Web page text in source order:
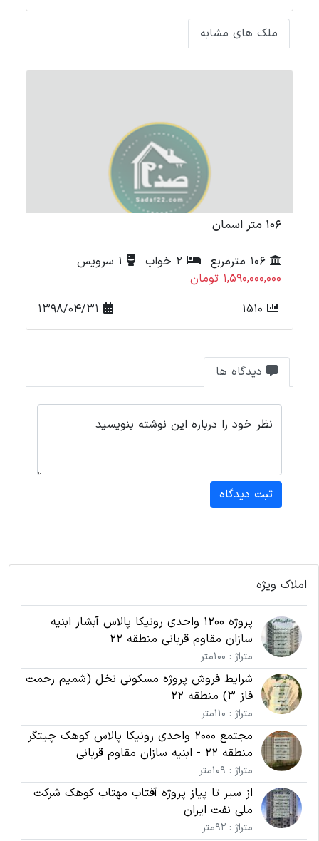
ملک های مشابه
1 سرویس 71 مترمربع
1392
دیدگاه ها
نظر خود را درباره این نوشته بنویسید
ثبت دیدگاه
املاک ویژه
پروژه 1200 واحدی رونیکا پالاس آبشار ابنیه
سازان مقاوم قربانی منطقه 22
متراژ : 100متر
شرایط فروش پروژه مسکونی نخل (شمیم رحمت
فاز 3) منطقه 22
متراژ : 110متر
مجتمع 2000 واحدی رونیکا پالاس کوهک چیتگر
منطقه 22 - ابنیه سازان مقاوم قربانی
متراژ : 109متر
از سیر تا پیاز پروژه آفتاب مهتاب کوهک شرکت
ملی نفت ایران
متراژ : 92متر